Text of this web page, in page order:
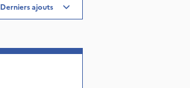
Derniers ajouts